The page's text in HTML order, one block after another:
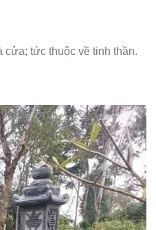
cửa; tức thuộc về tinh thần.